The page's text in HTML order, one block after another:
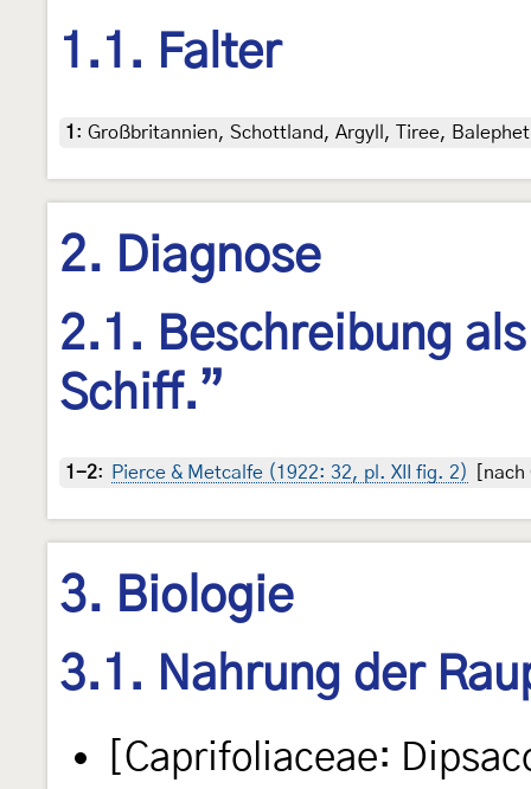
1.1. Falter
1 : Großbritannien, Schottland, Argyll, Tiree,
2. Diagnose
2.1. Beschreibung
Schiff.”
1-2: Pierce & Metcalfe (1922: 32, pl. XII fig. 2)
3. Biologie
3.1. Nahrung der
[Caprifoliaceae: